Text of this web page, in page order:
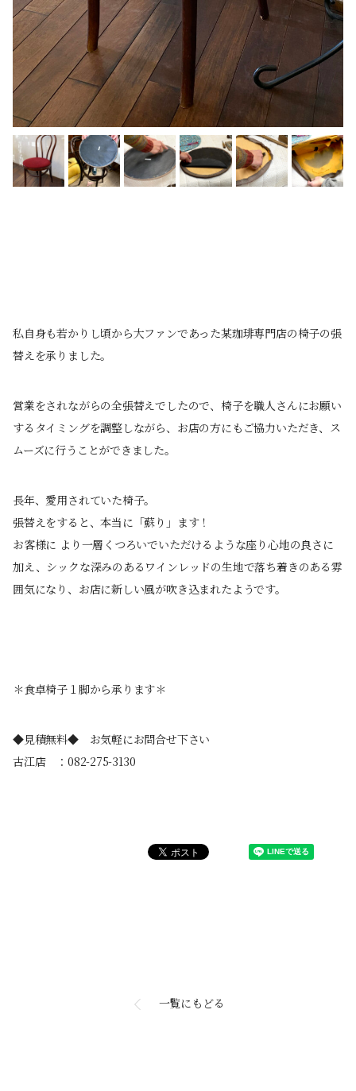
私自身も若かりし頃から大ファンであった某珈琲専門店の椅子の張
替えを承りました。
営業をされながらの全張替えでしたので、椅子を職人さんにお願い
するタイミングを調整しながら、お店の方にもご協力いただき、ス
ムーズに行うことができました。
長年、愛用されていた椅子。
張替えをすると、本当に「蘇り」ます！
お客様に より一層くつろいでいただけるような座り心地の良さに
加え、シックな深みのあるワインレッドの生地で落ち着きのある雰
囲気になり、お店に新しい風が吹き込まれたようです。
＊食卓椅子１脚から承ります＊
◆見積無料◆ お気軽にお問合せ下さい
古江店 ：082-275-3130
一覧にもどる